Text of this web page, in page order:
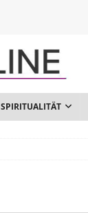
SPIRITUALITÄT